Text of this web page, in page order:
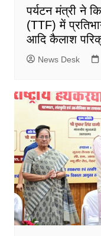
पर्यटन मंत्री ने
(TTF) में
आदि कैलाश
News Desk